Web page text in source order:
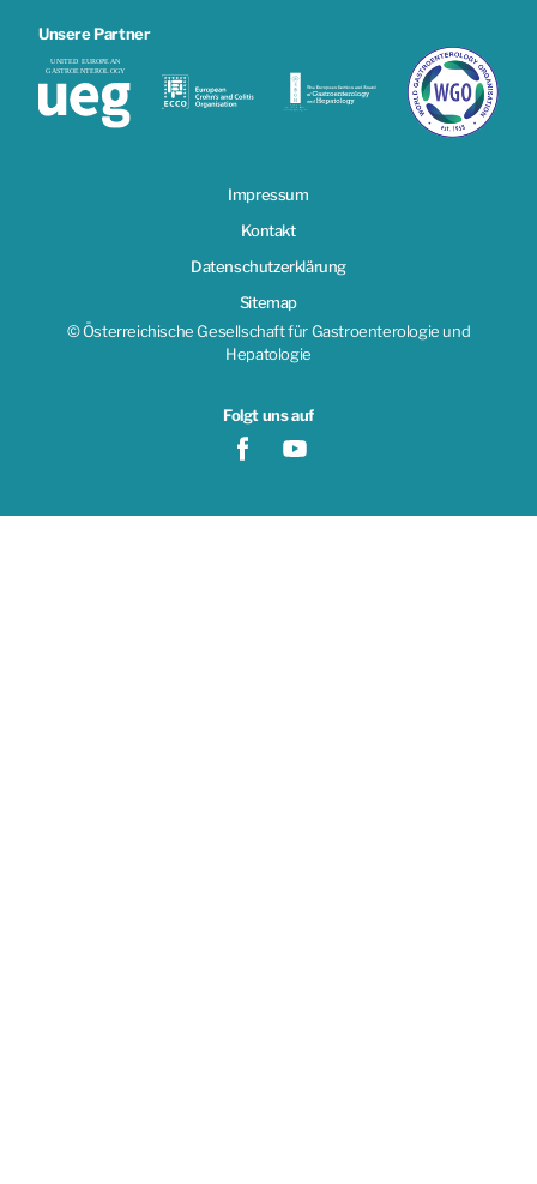
Unsere Partner
Impressum
Kontakt
Datenschutzerklärung
Sitemap
© Österreichische Gesellschaft für Gastroenterologie und
Hepatologie
Folgt uns auf